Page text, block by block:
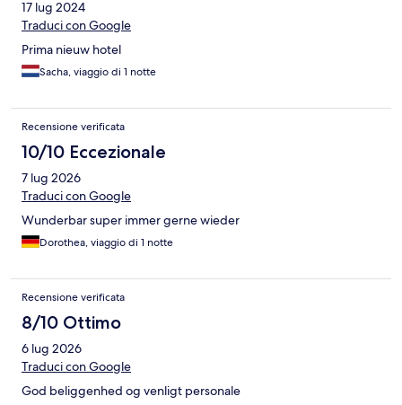
17 lug 2024
Traduci con Google
Prima nieuw hotel
Sacha, viaggio di 1 notte
Recensione verificata
10/10 Eccezionale
7 lug 2026
Traduci con Google
Wunderbar super immer gerne wieder
Dorothea, viaggio di 1 notte
Recensione verificata
8/10 Ottimo
6 lug 2026
Traduci con Google
God beliggenhed og venligt personale